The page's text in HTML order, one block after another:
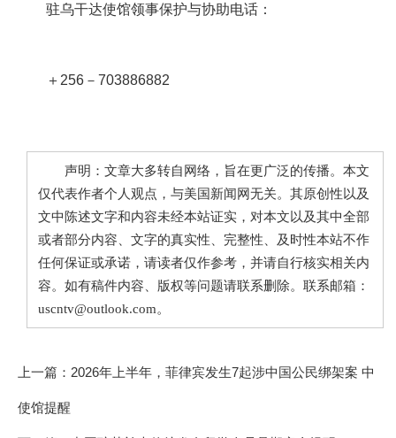
驻乌干达使馆领事保护与协助电话：
＋256－703886882
声明：文章大多转自网络，旨在更广泛的传播。本文
仅代表作者个人观点，与美国新闻网无关。其原创性以及
文中陈述文字和内容未经本站证实，对本文以及其中全部
或者部分内容、文字的真实性、完整性、及时性本站不作
任何保证或承诺，请读者仅作参考，并请自行核实相关内
容。如有稿件内容、版权等问题请联系删除。联系邮箱：
uscntv@outlook.com。
上一篇： 2026年上半年，菲律宾发生7起涉中国公民绑架案 中
使馆提醒